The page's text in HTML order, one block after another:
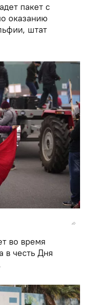
пакет с
оказанию
штат
во время
в честь Дня